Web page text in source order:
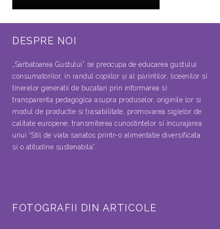
DESPRE NOI
„Sarbatoarea Gustului” se preocupa de educarea gustului
consumatorilor, în randul copiilor şi al părintilor, liceenilor si
tinerelor generatii de bucatari prin informarea si
transparenta pedagogica asupra produselor, originile lor si
modul de productie si trasabilitate, promovarea siglelor de
calitate europene, transmiterea cunostintelor si incurajarea
unui “Stil de viata sanatos printr-o alimentatie diversificata
si o atitudine sustenabila”.
FOTOGRAFII DIN ARTICOLE